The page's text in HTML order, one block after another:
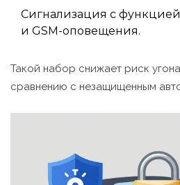
Сигнализация с
и GSM-оповещения.
Такой набор снижает риск
сравнению с незащищенным